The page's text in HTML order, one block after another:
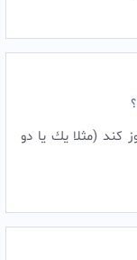
(مثلا يك يا دو